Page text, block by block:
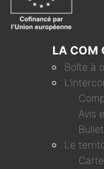
LA COM
Boîte à
Avis
Le